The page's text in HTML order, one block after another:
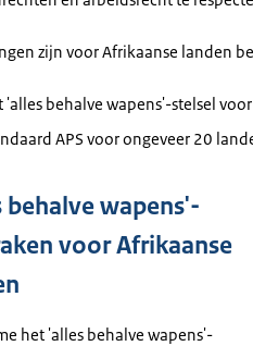
zijn voor Afrikaanse landen
'alles behalve wapens'-stelsel
APS voor ongeveer 20
behalve wapens'-
voor Afrikaanse
het 'alles behalve wapens'-